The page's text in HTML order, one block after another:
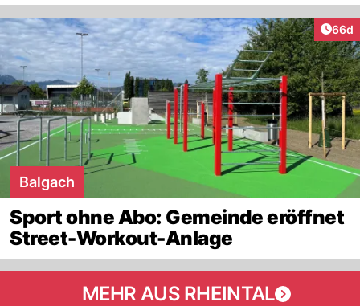
66d
Balgach
Sport ohne Abo: Gemeinde eröffnet
Street-Workout-Anlage
MEHR AUS RHEINTAL